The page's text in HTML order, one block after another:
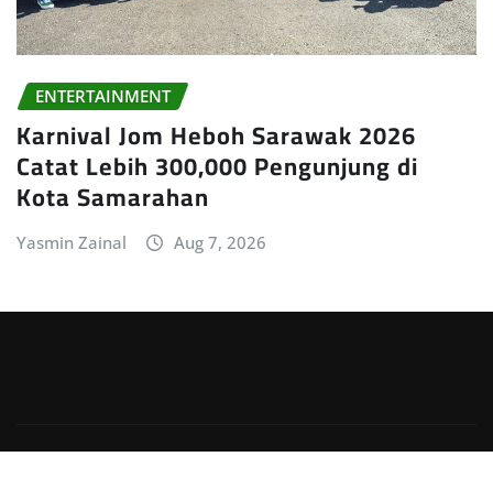
ENTERTAINMENT
Karnival Jom Heboh Sarawak 2026
Catat Lebih 300,000 Pengunjung di
Kota Samarahan
Yasmin Zainal Aug 7, 2026